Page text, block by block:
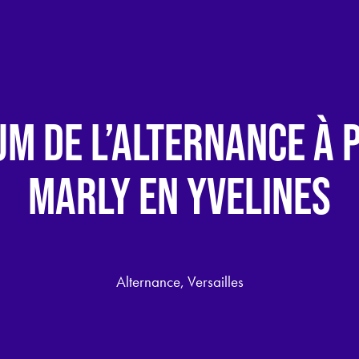
DE L’ALTERNANCE À
MARLY EN YVELINES
Alternance, Versailles